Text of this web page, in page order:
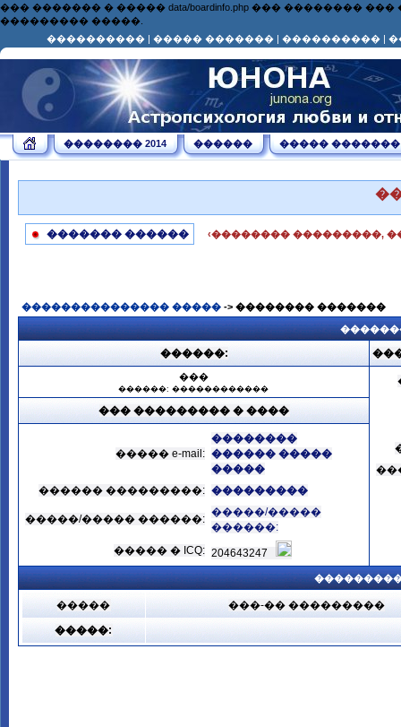
��� ������� � ����� data/boardinfo.php ���
��������� �����.
���������� | ����� ������� | ���������� |
�������� 2014 ������ ����� �������
������� ������ ‹�������� ���������,
��������������� ����� -> �������� �������
������:
���
������: ������������
��� ��������� � ����
����� e-mail:
��������
������ �����
�����
������ ���������: ���������
�����/����� ������:
�����/�����
������:
����� � ICQ: 204643247
�����
���-�� ���������
�����: